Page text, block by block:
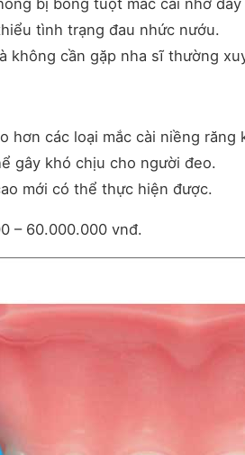
bị bong tuột mắc cài nhờ
tình trạng đau nhức nướu.
không cần gặp nha sĩ thường
hơn các loại mắc cài niềng răng
gây khó chịu cho người đeo.
mới có thể thực hiện được.
– 60.000.000 vnđ.